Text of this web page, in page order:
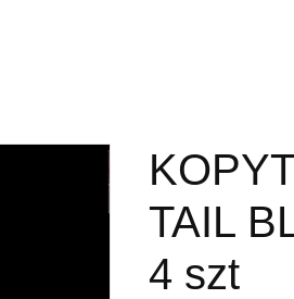
TAIL
4 szt